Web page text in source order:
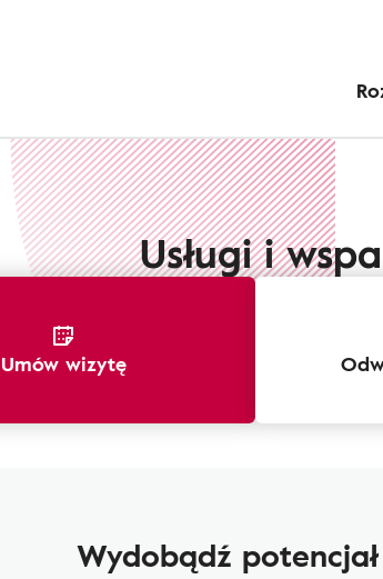
Usługi i
Umów wizytę
Wydobądź